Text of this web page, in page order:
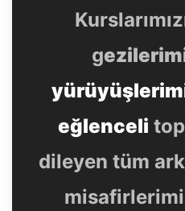
g
eğlenceli
dileyen tüm